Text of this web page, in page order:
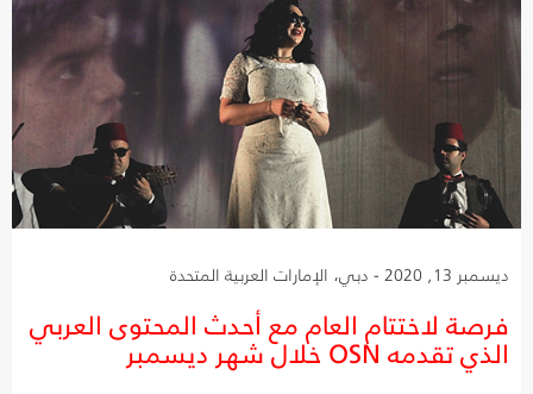
ديسمبر 13, 2020 - دبي، الإمارات العربية المتحدة
فرصة لاختتام العام مع أحدث المحتوى العربي
الذي تقدمه OSN خلال شهر ديسمبر